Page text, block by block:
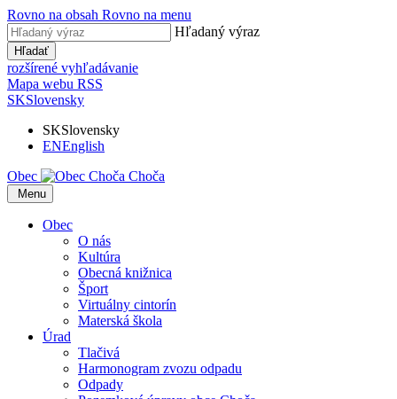
Rovno na obsah Rovno na menu
Hľadaný výraz
Hľadať
rozšírené vyhľadávanie
Mapa webu RSS
SKSlovensky
SKSlovensky
ENEnglish
Obec
Choča
Menu
Obec
O nás
Kultúra
Obecná knižnica
Šport
Virtuálny cintorín
Materská škola
Úrad
Tlačivá
Harmonogram zvozu odpadu
Odpady